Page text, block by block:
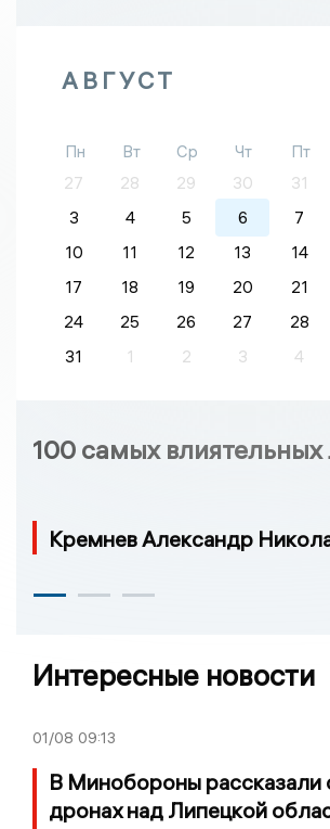
АВГУСТ
Пн Вт Ср Чт Пт
27
28 29 30 31
3
4 5 6 7
10
11 12 13 14
17
18 19 20 21
24
25 26 27 28
31
1 2 3 4
100 самых
Кремнев Александр
Интересные новости
01/08 09:13
В Минобороны рассказали
дронах над Липецкой